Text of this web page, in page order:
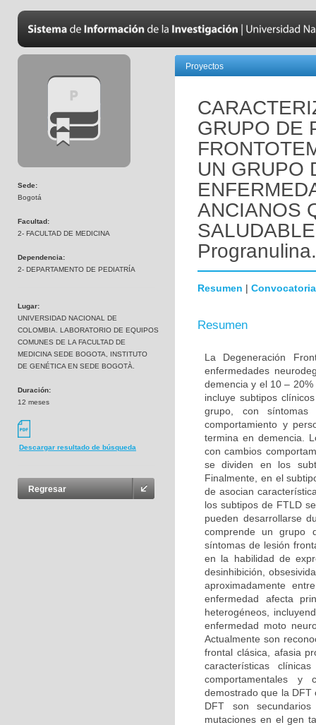
Sede:
Bogotá
Facultad:
2- FACULTAD DE MEDICINA
Dependencia:
2- DEPARTAMENTO DE PEDIATRÍA
Lugar:
UNIVERSIDAD NACIONAL DE
COLOMBIA. LABORATORIO DE EQUIPOS
COMUNES DE LA FACULTAD DE
MEDICINA SEDE BOGOTA, INSTITUTO
DE GENÉTICA EN SEDE BOGOTÀ.
Duración:
12 meses
Descargar resultado de búsqueda
Regresar
Proyectos
GRUPO DE
UN GRUPO
ANCIANOS
Progranulina.
Resumen | Convocatoria
Resumen
La Degeneración
enfermedades
demencia y el 10 –
incluye subtipos
grupo, con síntomas
comportamiento y
termina en demencia.
con cambios
se dividen en los
Finalmente, en el
de asocian
los subtipos de FTLD
pueden desarrollarse
comprende un grupo
síntomas de lesión
en la habilidad de
desinhibición,
aproximadamente
enfermedad afecta
heterogéneos,
enfermedad moto
Actualmente son
frontal clásica, afasia
características
comportamentales y
demostrado que la DFT
DFT son
mutaciones en el gen